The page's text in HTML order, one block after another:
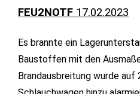
FEU2NOTF 17.02.2023
Es brannte ein
Baustoffen mit den
Brandausbreitung wurde auf